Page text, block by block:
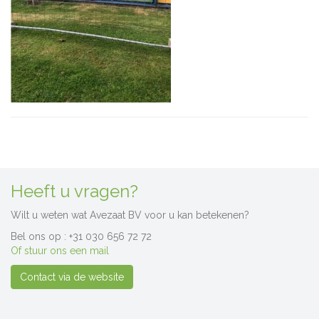
Heeft u vragen?
Wilt u weten wat Avezaat BV voor u kan betekenen?
Bel ons op : +31 030 656 72 72
Of stuur ons een mail
Contact via de website